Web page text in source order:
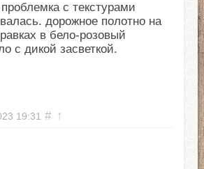
с текстурами
дорожное полотно на
в бело-розовый
с дикой засветкой.
19:31 # ↑